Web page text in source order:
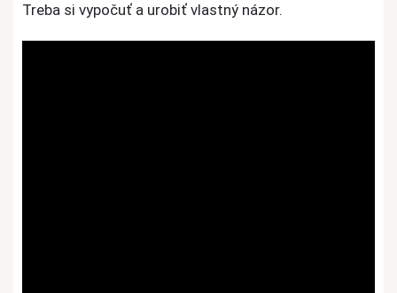
Treba si vypočuť a urobiť vlastný názor.